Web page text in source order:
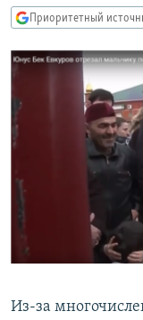
Вернутся
поиску
КАВКАЗ.РЕАЛИИ
СЕВЕР.РЕАЛИИ
СИБИРЬ.РЕАЛИИ
РАСПИСАНИЕ
ПОДПИШИТЕСЬ
СОЦИАЛЬНЫЕ СЕТИ
Приоритетный
Из-за